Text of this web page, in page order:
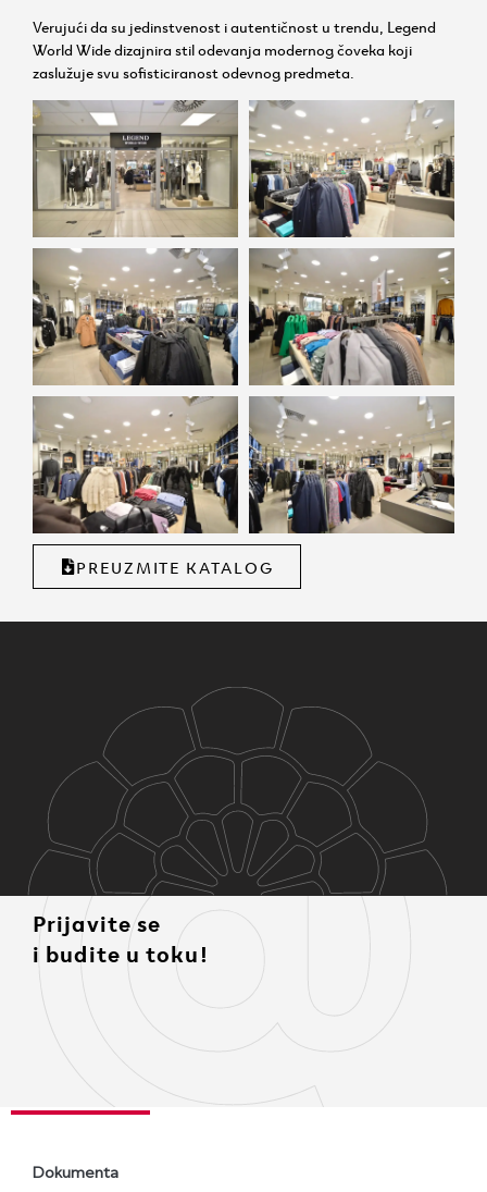
Verujući da su jedinstvenost i autentičnost u trendu, Legend
World Wide dizajnira stil odevanja modernog čoveka koji
zaslužuje svu sofisticiranost odevnog predmeta.
PREUZMITE KATALOG
Prijavite se
i budite u toku!
Dokumenta